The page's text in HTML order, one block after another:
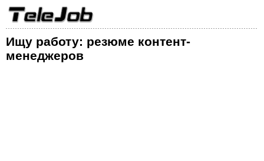
Ищу работу: резюме контент-
менеджеров